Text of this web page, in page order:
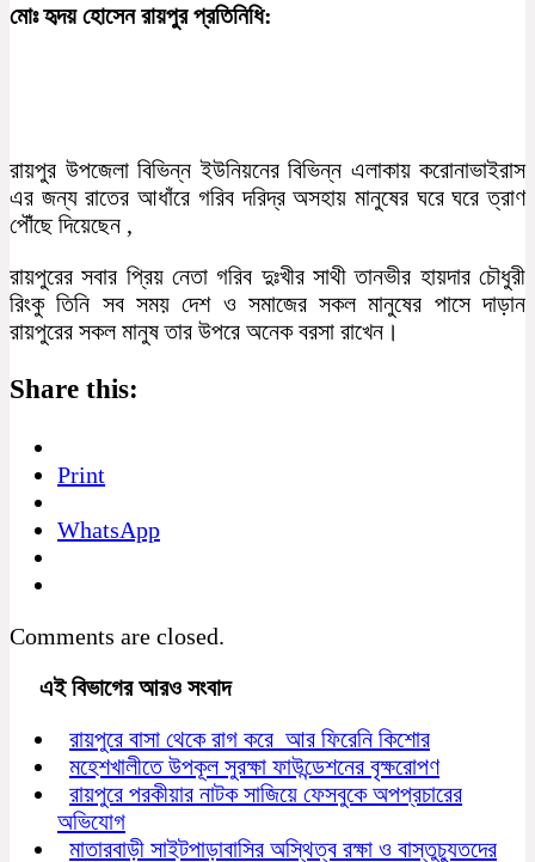
মোঃ হৃদয় হোসেন রায়পুর প্রতিনিধি:
রায়পুর উপজেলা বিভিন্ন ইউনিয়নের বিভিন্ন এলাকায় করোনাভাইরাস
এর জন্য রাতের আধাঁরে গরিব দরিদ্র অসহায় মানুষের ঘরে ঘরে ত্রাণ
পৌঁছে দিয়েছেন ,
রায়পুরের সবার প্রিয় নেতা গরিব দুঃখীর সাথী তানভীর হায়দার চৌধুরী
রিংকু তিনি সব সময় দেশ ও সমাজের সকল মানুষের পাসে দাড়ান
রায়পুরের সকল মানুষ তার উপরে অনেক বরসা রাখেন।
Share this:
Print
WhatsApp
Comments are closed.
এই বিভাগের আরও সংবাদ
রায়পুরে বাসা থেকে রাগ করে আর ফিরেনি কিশোর
মহেশখালীতে উপকূল সুরক্ষা ফাউন্ডেশনের বৃক্ষরোপণ
রায়পুরে পরকীয়ার নাটক সাজিয়ে ফেসবুকে অপপ্রচারের
অভিযোগ
মাতারবাড়ী সাইটপাড়াবাসির অস্থিত্ব রক্ষা ও বাস্তুচ্যুতদের